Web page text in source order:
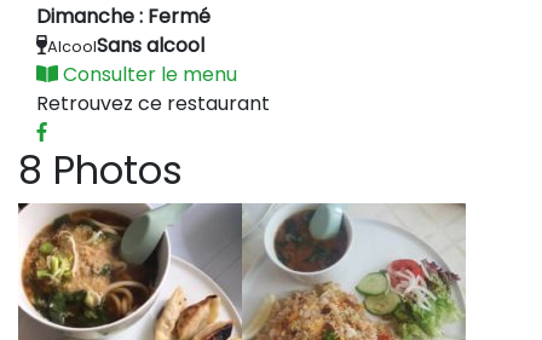
Dimanche : Fermé
AlcoolSans alcool
Consulter le menu
Retrouvez ce restaurant
8 Photos